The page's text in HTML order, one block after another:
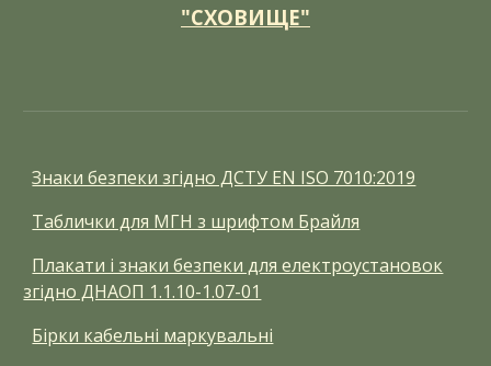
"СХОВИЩЕ"
Знаки безпеки згідно ДСТУ EN ISO 7010:2019
Таблички для МГН з шрифтом Брайля
Плакати і знаки безпеки для електроустановок
згідно ДНАОП 1.1.10-1.07-01
Бірки кабельні маркувальні